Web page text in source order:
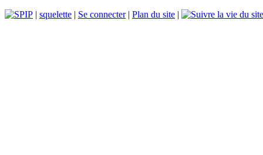
| squelette | Se connecter| Plan du site |